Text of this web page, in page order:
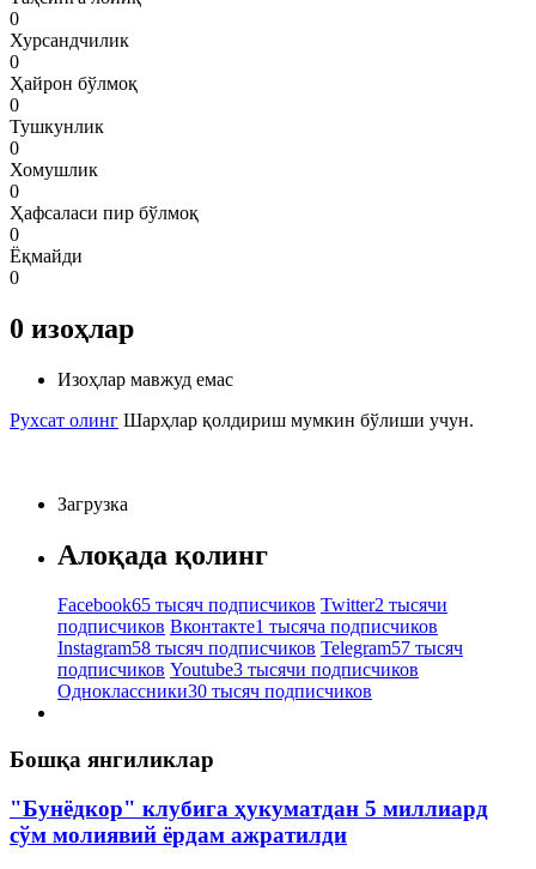
0
Хурсандчилик
0
Ҳайрон бўлмоқ
0
Тушкунлик
0
Хомушлик
0
Ҳафсаласи пир бўлмоқ
0
Ёқмайди
0
0 изоҳлар
Изоҳлар мавжуд емас
Рухсат олинг Шарҳлар қолдириш мумкин бўлиши учун.
Загрузка
Алоқада қолинг
Facebook65 тысяч подписчиков Twitter2 тысячи
подписчиков Вконтакте1 тысяча подписчиков
Instagram58 тысяч подписчиков Telegram57 тысяч
подписчиков Youtube3 тысячи подписчиков
Одноклассники30 тысяч подписчиков
Бошқа янгиликлар
"Бунёдкор" клубига ҳукуматдан 5 миллиард
сўм молиявий ёрдам ажратилди